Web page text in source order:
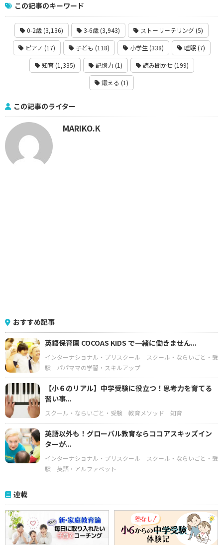
この記事のキーワード
0-2歳 (3,136) 3-6歳 (3,943) ストーリーテリング (5)
ピアノ (17) 子ども (118) 小学生 (338) 睡眠 (7)
知育 (1,335) 記憶力 (1) 読み聞かせ (199)
鍛える (1)
この記事のライター
MARIKO.K
おすすめ記事
英語保育園 COCOAS KIDS で一緒に働きません...
インターナショナル・プリスクール
スクール・ならいごと・受
験
パパママの学習・スキルアップ
【小６のリアル】中学受験に役立つ！思考力を育てる
習い事...
スクール・ならいごと・受験 教育メソッド 知育
英語以外も！グローバル教育ならココアスキッズイン
ターが...
インターナショナル・プリスクール
スクール・ならいごと・受
験
英語・アルファベット
連載